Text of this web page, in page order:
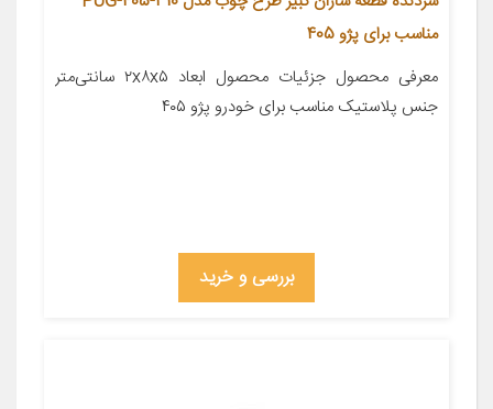
مناسب برای پژو 405
معرفی محصول جزئیات محصول ابعاد ۲x۸x۵ سانتی‌متر
جنس پلاستیک مناسب برای خودرو پژو ۴۰۵
بررسی و خرید